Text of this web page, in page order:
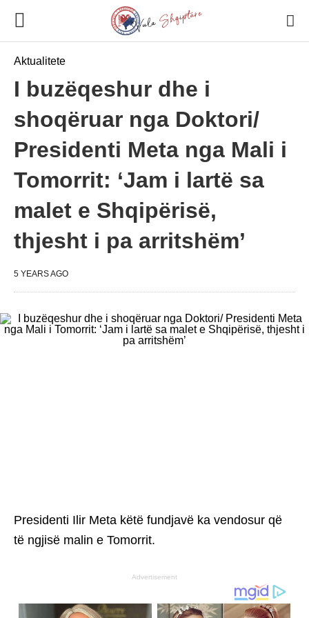
Aktualitete
I buzëqeshur dhe i
shoqëruar nga Doktori/
Presidenti Meta nga Mali i
Tomorrit: ‘Jam i lartë sa
malet e Shqipërisë,
thjesht i pa arritshëm’
5 YEARS AGO
Presidenti Ilir Meta këtë fundjavë ka vendosur që
të ngjisë malin e Tomorrit.
Advertisement